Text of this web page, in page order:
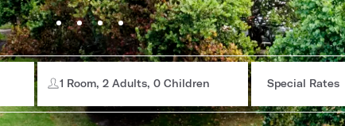
1 Room, 2 Adults, 0 Children Special Rates